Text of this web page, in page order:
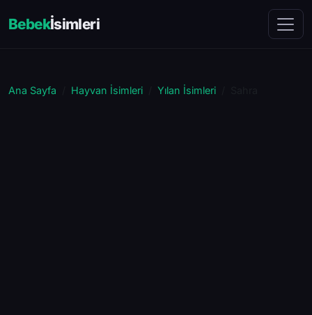
Bebekİsimleri
Ana Sayfa Hayvan İsimleri Yılan İsimleri